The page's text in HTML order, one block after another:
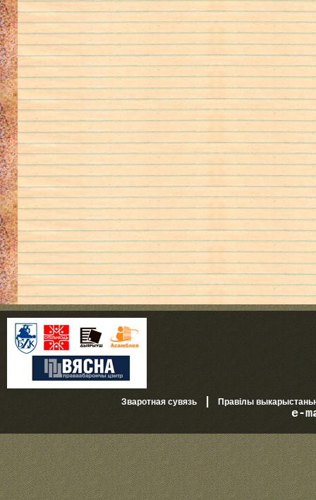
Зваротная сувязь| Правілы
e-